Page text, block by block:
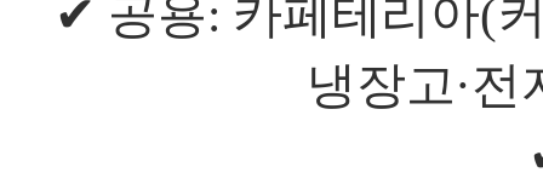
✔ 공용: 카페테리아(
냉장고·전